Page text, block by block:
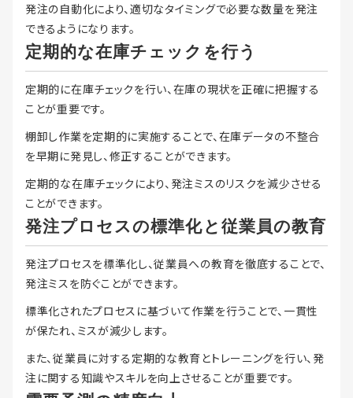
発注の自動化により、適切なタイミングで必要な数量を発注
できるようになります。
定期的な在庫チェックを行う
定期的に在庫チェックを行い、在庫の現状を正確に把握する
ことが重要です。
棚卸し作業を定期的に実施することで、在庫データの不整合
を早期に発見し、修正することができます。
定期的な在庫チェックにより、発注ミスのリスクを減少させる
ことができます。
発注プロセスの標準化と従業員の教育
発注プロセスを標準化し、従業員への教育を徹底することで、
発注ミスを防ぐことができます。
標準化されたプロセスに基づいて作業を行うことで、一貫性
が保たれ、ミスが減少します。
また、従業員に対する定期的な教育とトレーニングを行い、発
注に関する知識やスキルを向上させることが重要です。